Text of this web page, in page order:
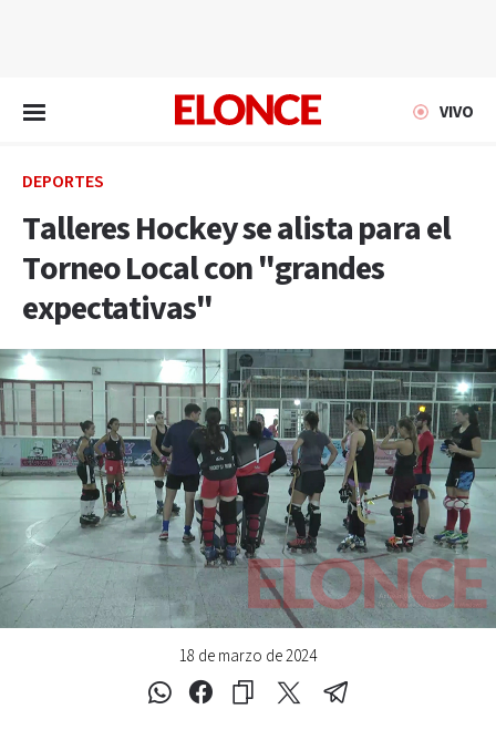
VIVO
DEPORTES
Talleres Hockey se alista para el
Torneo Local con "grandes
expectativas"
18 de marzo de 2024